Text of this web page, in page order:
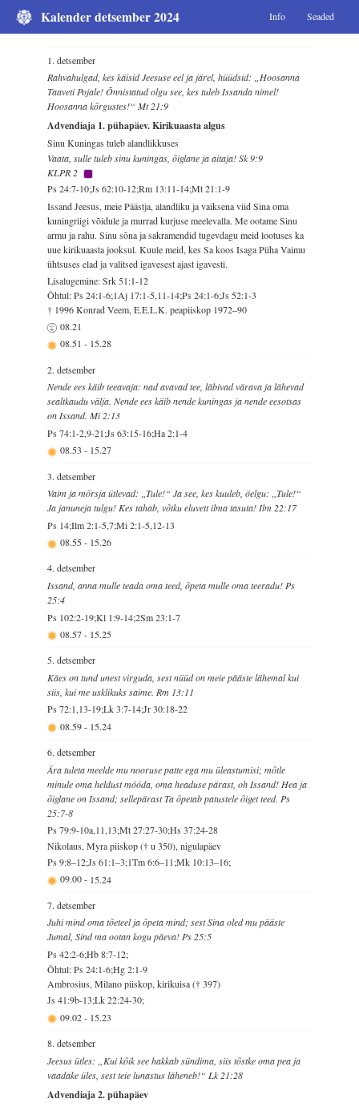
Kalender detsember 2024 Info Seaded
1. detsember
Rahvahulgad, kes käisid Jeesuse eel ja järel, hüüdsid: „Hoosanna
Taaveti Pojale! Õnnistatud olgu see, kes tuleb Issanda nimel!
Hoosanna kõrgustes!“ Mt 21:9
Advendiaja 1. pühapäev. Kirikuaasta algus
Sinu Kuningas tuleb alandlikkuses
Vaata, sulle tuleb sinu kuningas, õiglane ja aitaja! Sk 9:9
KLPR 2
Ps 24:7-10;Js 62:10-12;Rm 13:11-14;Mt 21:1-9
Issand Jeesus, meie Päästja, alandliku ja vaiksena viid Sina oma
kuningriigi võidule ja murrad kurjuse meelevalla. Me ootame Sinu
armu ja rahu. Sinu sõna ja sakramendid tugevdagu meid lootuses ka
uue kirikuaasta jooksul. Kuule meid, kes Sa koos Isaga Püha Vaimu
ühtsuses elad ja valitsed igavesest ajast igavesti.
Lisalugemine: Srk 51:1-12
Õhtul: Ps 24:1-6;1Aj 17:1-5,11-14;Ps 24:1-6;Js 52:1-3
† 1996 Konrad Veem, E.E.L.K. peapiiskop 1972–90
08.21
08.51 - 15.28
2. detsember
Nende ees käib teeavaja: nad avavad tee, läbivad värava ja lähevad
sealtkaudu välja. Nende ees käib nende kuningas ja nende eesotsas
on Issand. Mi 2:13
Ps 74:1-2,9-21;Js 63:15-16;Ha 2:1-4
08.53 - 15.27
3. detsember
Vaim ja mõrsja ütlevad: „Tule!“ Ja see, kes kuuleb, öelgu: „Tule!“
Ja januneja tulgu! Kes tahab, võtku eluvett ilma tasuta! Ilm 22:17
Ps 14;Ilm 2:1-5,7;Mi 2:1-5,12-13
08.55- 15.26
4. detsember
Issand, anna mulle teada oma teed, õpeta mulle oma teeradu! Ps
25:4
Ps 102:2-19;Kl 1:9-14;2Sm 23:1-7
08.57- 15.25
5. detsember
Käes on tund unest virguda, sest nüüd on meie pääste lähemal kui
siis, kui me usklikuks saime. Rm 13:11
Ps 72:1,13-19;Lk 3:7-14;Jr 30:18-22
08.59- 15.24
6. detsember
Ära tuleta meelde mu nooruse patte ega mu üleastumisi; mõtle
minule oma heldust mööda, oma headuse pärast, oh Issand! Hea ja
õiglane on Issand; sellepärast Ta õpetab patustele õiget teed. Ps
25:7-8
Ps 79:9-10a,11,13;Mt 27:27-30;Hs 37:24-28
Nikolaus, Myra piiskop († u 350), nigulapäev
Ps 9:8–12;Js 61:1–3;1Tm 6:6–11;Mk 10:13–16;
09.00- 15.24
7. detsember
Juhi mind oma tõeteel ja õpeta mind; sest Sina oled mu pääste
Jumal, Sind ma ootan kogu päeva! Ps 25:5
Ps 42:2-6;Hb 8:7-12;
Õhtul: Ps 24:1-6;Hg 2:1-9
Ambrosius, Milano piiskop, kirikuisa († 397)
Js 41:9b-13;Lk 22:24-30;
09.02- 15.23
8. detsember
Jeesus ütles: „Kui kõik see hakkab sündima, siis tõstke oma pea ja
vaadake üles, sest teie lunastus läheneb!“ Lk 21:28
Advendiaja 2. pühapäev